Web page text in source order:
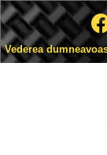
Vederea